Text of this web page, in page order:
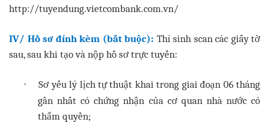
http://tuyendung.vietcombank.com.vn/
IV/ Hồ sơ đính kèm (bắt buộc): Thí sinh scan các giấy tờ
sau, sau khi tạo và nộp hồ sơ trực tuyến:
·
Sơ yếu lý lịch tự thuật khai trong giai đoạn 06 tháng
gần nhất có chứng nhận của cơ quan nhà nước có
thẩm quyền;